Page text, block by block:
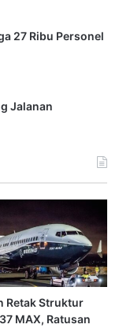
27 Ribu Personel
Jalanan
Retak Struktur
MAX, Ratusan